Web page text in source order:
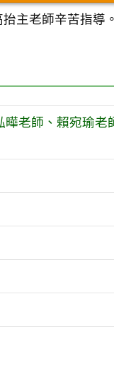
主老師辛苦指導。
老師、賴宛瑜老